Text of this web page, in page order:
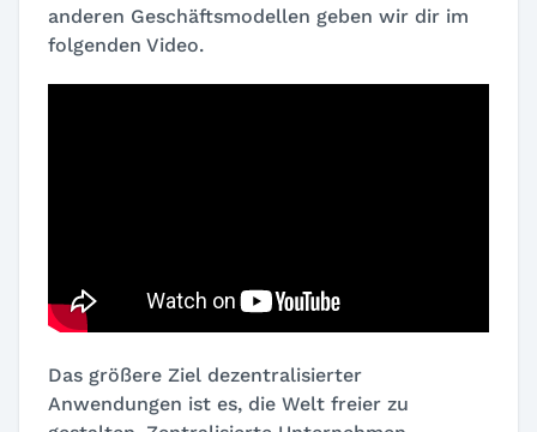
anderen Geschäftsmodellen geben wir dir im
folgenden Video.
Das größere Ziel dezentralisierter
Anwendungen ist es, die Welt freier zu